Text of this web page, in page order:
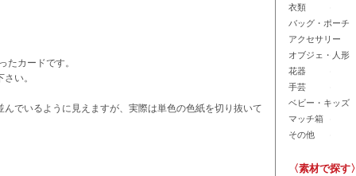
カードです。
い。
でいるように見えますが、実際は単色の色紙を切り抜いて
衣類
バッグ・ポーチ
アクセサリー
オブジェ・人形
花器
手芸
ベビー・キッズ
マッチ箱
その他
〈素材で探す〉